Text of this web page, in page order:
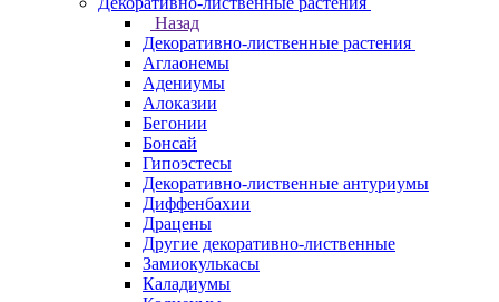
Назад
Декоративно-лиственные растения
Аглаонемы
Адениумы
Алоказии
Бегонии
Бонсай
Гипоэстесы
Декоративно-лиственные антуриумы
Диффенбахии
Драцены
Другие декоративно-лиственные
Замиокулькасы
Каладиумы